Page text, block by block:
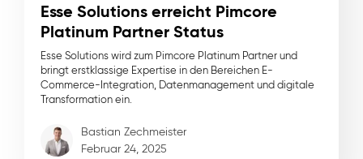
Esse Solutions erreicht Pimcore
Platinum Partner Status
Esse Solutions wird zum Pimcore Platinum Partner und
bringt erstklassige Expertise in den Bereichen E-
Commerce-Integration, Datenmanagement und digitale
Transformation ein.
Bastian Zechmeister
Februar 24, 2025